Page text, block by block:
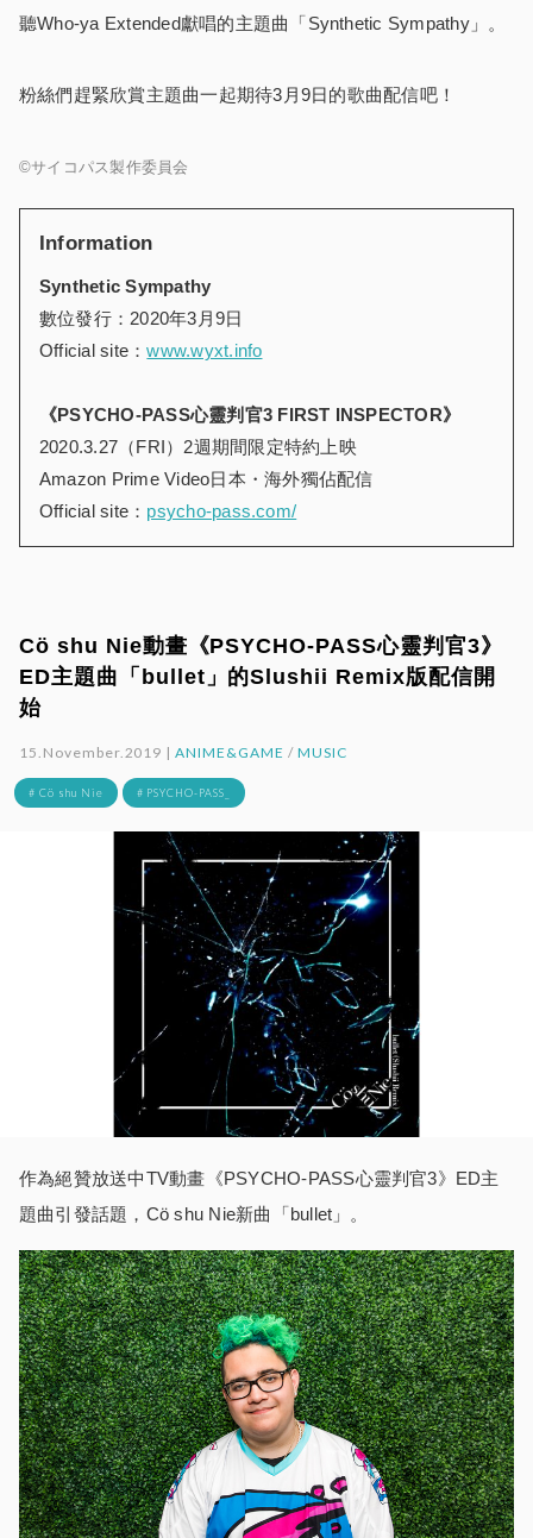
聽Who-ya Extended獻唱的主題曲「Synthetic Sympathy」。
粉絲們趕緊欣賞主題曲一起期待3月9日的歌曲配信吧！
©サイコパス製作委員会
Information
Synthetic Sympathy
數位發行：2020年3月9日
Official site：www.wyxt.info
《PSYCHO-PASS心靈判官3 FIRST INSPECTOR》
2020.3.27（FRI）2週期間限定特約上映
Amazon Prime Video日本・海外獨佔配信
Official site： psycho-pass.com/
Cö shu Nie動畫《PSYCHO-PASS心靈判官3》
ED主題曲「bullet」的Slushii Remix版配信開
始
15.November.2019 |ANIME&GAME / MUSIC
# Cö shu Nie # PSYCHO-PASS_
作為絕贊放送中TV動畫《PSYCHO-PASS心靈判官3》ED主
題曲引發話題，Cö shu Nie新曲「bullet」。